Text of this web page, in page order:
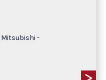
Mitsubishi -